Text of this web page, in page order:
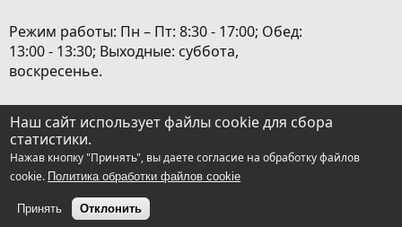
Режим работы: Пн – Пт: 8:30 - 17:00; Обед:
13:00 - 13:30; Выходные: суббота,
воскресенье.
Расположение объектов |
Политика
обработки персональных данных|
Настройка cookies
Наш сайт использует файлы cookie для сбора
статистики.
Нажав кнопку "Принять", вы даете согласие на обработку файлов
cookie. Политика обработки файлов cookie
Принять Отклонить